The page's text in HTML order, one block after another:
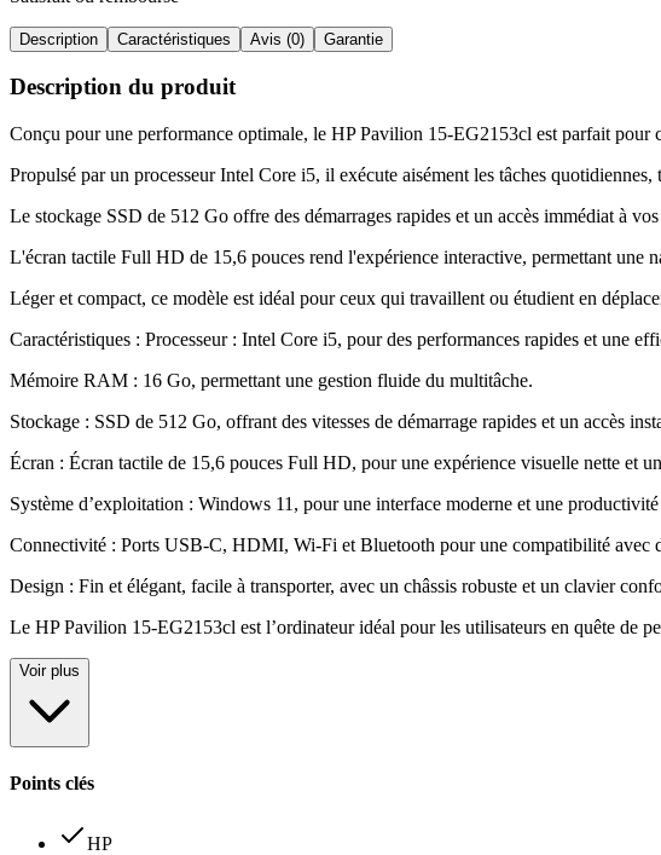
Description Caractéristiques Avis (0) Garantie
Description du produit
Conçu pour une performance optimale, le HP Pavilion 15-EG2153cl est parfait
Propulsé par un processeur Intel Core i5, il exécute aisément les tâches
Le stockage SSD de 512 Go offre des démarrages rapides et un accès immédiat à
L'écran tactile Full HD de 15,6 pouces rend l'expérience interactive, permettant une
Léger et compact, ce modèle est idéal pour ceux qui travaillent ou étudient en
Caractéristiques : Processeur : Intel Core i5, pour des performances rapides et une
Mémoire RAM : 16 Go, permettant une gestion fluide du multitâche.
Stockage : SSD de 512 Go, offrant des vitesses de démarrage rapides et un accès
Écran : Écran tactile de 15,6 pouces Full HD, pour une expérience visuelle nette et
Système d’exploitation : Windows 11, pour une interface moderne et une
Connectivité : Ports USB-C, HDMI, Wi-Fi et Bluetooth pour une compatibilité avec
Design : Fin et élégant, facile à transporter, avec un châssis robuste et un clavier
Le HP Pavilion 15-EG2153cl est l’ordinateur idéal pour les utilisateurs en quête de
Voir plus
Points clés
HP